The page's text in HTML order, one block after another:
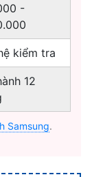
-
kiểm tra
12
Samsung.